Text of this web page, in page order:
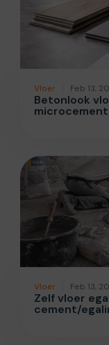
Vloer Feb 13,
Betonlook
Vloer Feb 13,
Zelf vloer
cement/